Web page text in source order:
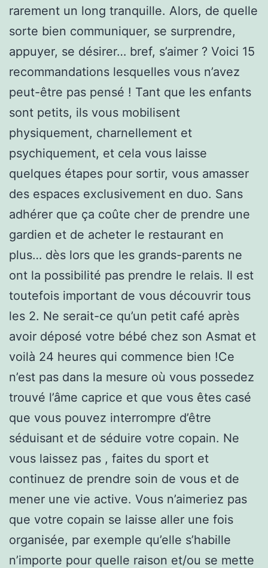
rarement un long tranquille. Alors, de quelle
sorte bien communiquer, se surprendre,
appuyer, se désirer… bref, s’aimer ? Voici 15
recommandations lesquelles vous n’avez
peut-être pas pensé ! Tant que les enfants
sont petits, ils vous mobilisent
physiquement, charnellement et
psychiquement, et cela vous laisse
quelques étapes pour sortir, vous amasser
des espaces exclusivement en duo. Sans
adhérer que ça coûte cher de prendre une
gardien et de acheter le restaurant en
plus… dès lors que les grands-parents ne
ont la possibilité pas prendre le relais. Il est
toutefois important de vous découvrir tous
les 2. Ne serait-ce qu’un petit café après
avoir déposé votre bébé chez son Asmat et
voilà 24 heures qui commence bien !Ce
n’est pas dans la mesure où vous possedez
trouvé l’âme caprice et que vous êtes casé
que vous pouvez interrompre d’être
séduisant et de séduire votre copain. Ne
vous laissez pas , faites du sport et
continuez de prendre soin de vous et de
mener une vie active. Vous n’aimeriez pas
que votre copain se laisse aller une fois
organisée, par exemple qu’elle s’habille
n’importe pour quelle raison et/ou se mette